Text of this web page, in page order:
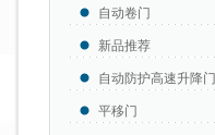
自动卷门
新品推荐
自动防护高速升降门
平移门